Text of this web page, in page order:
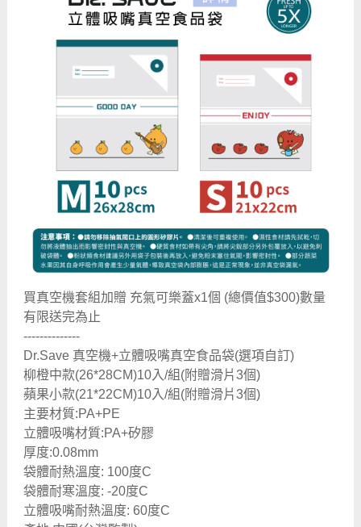
買真空機套組加贈 充氣可樂蓋x1個 (總價值$300)數量
有限送完為止
--------------
Dr.Save 真空機+立體吸嘴真空食品袋(選項自訂)
柳橙中款(26*28CM)10入/組(附贈滑片3個)
蘋果小款(21*22CM)10入/組(附贈滑片3個)
主要材質:PA+PE
立體吸嘴材質:PA+矽膠
厚度:0.08mm
袋體耐熱溫度: 100度C
袋體耐寒溫度: -20度C
立體吸嘴耐熱溫度: 60度C